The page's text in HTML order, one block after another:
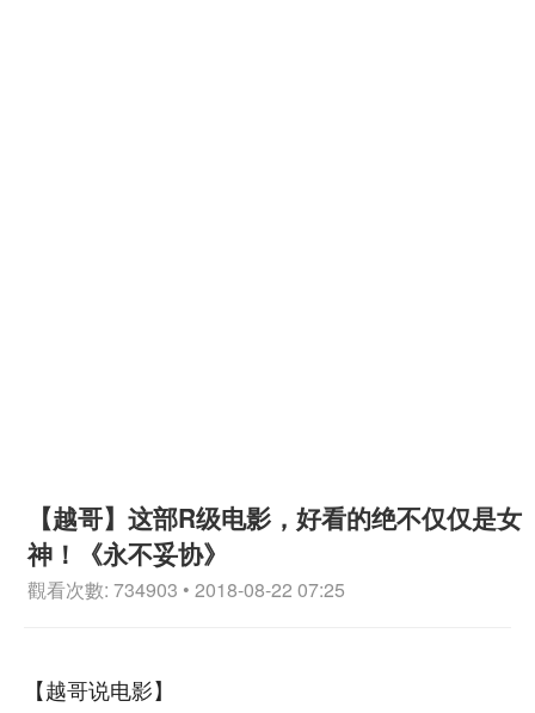
【越哥】这部R级电影，好看的绝不仅仅是女
神！《永不妥协》
觀看次數: 734903 • 2018-08-22 07:25
【越哥说电影】